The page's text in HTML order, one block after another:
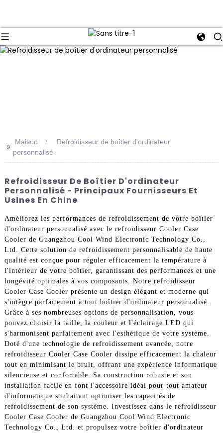
>> Maison
Refroidisseur de boîtier d'ordinateur
personnalisé
Refroidisseur De Boîtier D'ordinateur
Personnalisé - Principaux Fournisseurs Et
Usines En Chine
Améliorez les performances de refroidissement de votre boîtier
d'ordinateur personnalisé avec le refroidisseur Cooler Case
Cooler de Guangzhou Cool Wind Electronic Technology Co.,
Ltd. Cette solution de refroidissement personnalisable de haute
qualité est conçue pour réguler efficacement la température à
l'intérieur de votre boîtier, garantissant des performances et une
longévité optimales à vos composants. Notre refroidisseur
Cooler Case Cooler présente un design élégant et moderne qui
s'intègre parfaitement à tout boîtier d'ordinateur personnalisé.
Grâce à ses nombreuses options de personnalisation, vous
pouvez choisir la taille, la couleur et l'éclairage LED qui
s'harmonisent parfaitement avec l'esthétique de votre système.
Doté d'une technologie de refroidissement avancée, notre
refroidisseur Cooler Case Cooler dissipe efficacement la chaleur
tout en minimisant le bruit, offrant une expérience informatique
silencieuse et confortable. Sa construction robuste et son
installation facile en font l'accessoire idéal pour tout amateur
d'informatique souhaitant optimiser les capacités de
refroidissement de son système. Investissez dans le refroidisseur
Cooler Case Cooler de Guangzhou Cool Wind Electronic
Technology Co., Ltd. et propulsez votre boîtier d'ordinateur